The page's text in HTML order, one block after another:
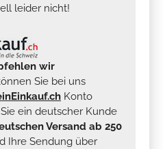
leider nicht!
wir
Sie bei uns
Konto
ein deutscher Kunde
Versand ab 250
Ihre Sendung über